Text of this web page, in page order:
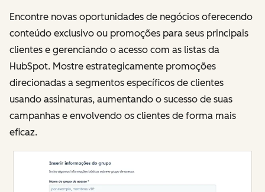
Encontre novas oportunidades de negócios oferecendo
conteúdo exclusivo ou promoções para seus principais
clientes e gerenciando o acesso com as listas da
HubSpot. Mostre estrategicamente promoções
direcionadas a segmentos específicos de clientes
usando assinaturas, aumentando o sucesso de suas
campanhas e envolvendo os clientes de forma mais
eficaz.